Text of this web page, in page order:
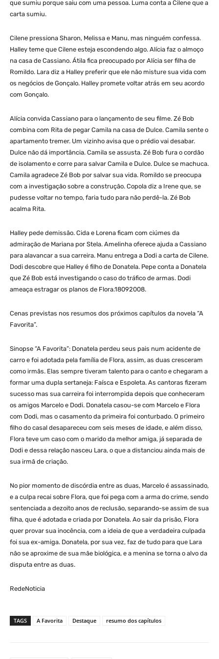
que sumiu porque saiu com uma pessoa. Luma conta a Cilene que a
carta sumiu.
Cilene pressiona Sharon, Melissa e Manu, mas ninguém confessa.
Halley teme que Cilene esteja escondendo algo. Alícia faz o almoço
na casa de Cassiano. Átila fica preocupado por Alícia ser filha de
Romildo. Lara diz a Halley preferir que ele não misture sua vida com
os negócios de Gonçalo. Halley promete voltar atrás em seu acordo
com Gonçalo.
Alícia convida Cassiano para o lançamento de seu filme. Zé Bob
combina com Rita de pegar Camila na casa de Dulce. Camila sente o
apartamento tremer. Um vizinho avisa que o prédio vai desabar.
Dulce não dá importância. Camila se assusta. Zé Bob fura o cordão
de isolamento e corre para salvar Camila e Dulce. Dulce se machuca.
Camila agradece Zé Bob por salvar sua vida. Romildo se preocupa
com a investigação sobre a construção. Copola diz a Irene que, se
pudesse voltar no tempo, faria tudo para não perdê-la. Zé Bob
acalma Rita.
Halley pede demissão. Cida e Lorena ficam com ciúmes da
admiração de Mariana por Stela. Amelinha oferece ajuda a Cassiano
para alavancar a sua carreira. Manu entrega a Dodi a carta de Cilene.
Dodi descobre que Halley é filho de Donatela. Pepe conta a Donatela
que Zé Bob está investigando o caso do tráfico de armas. Dodi
ameaça estragar os planos de Flora.18092008.
Cenas previstas nos resumos dos próximos capítulos da novela “A
Favorita”.
Sinopse “A Favorita”: Donatela perdeu seus pais num acidente de
carro e foi adotada pela família de Flora, assim, as duas cresceram
como irmãs. Elas sempre tiveram talento para o canto e chegaram a
formar uma dupla sertaneja: Faísca e Espoleta. As cantoras fizeram
sucesso mas sua carreira foi interrompida depois que conheceram
os amigos Marcelo e Dodi. Donatela casou-se com Marcelo e Flora
com Dodi, mas o casamento da primeira foi conturbado. O primeiro
filho do casal desapareceu com seis meses de idade, e além disso,
Flora teve um caso com o marido da melhor amiga, já separada de
Dodi e dessa relação nasceu Lara, o que a distanciou ainda mais de
sua irmã de criação.
No pior momento de discórdia entre as duas, Marcelo é assassinado,
e a culpa recai sobre Flora, que foi pega com a arma do crime, sendo
sentenciada a dezoito anos de reclusão, separando-se assim de sua
filha, que é adotada e criada por Donatela. Ao sair da prisão, Flora
quer provar sua inocência, com a ideia de que a verdadeira culpada
foi sua ex-amiga. Donatela, por sua vez, faz de tudo para que Lara
não se aproxime de sua mãe biológica, e a menina se torna o alvo da
disputa entre as duas.
RedeNoticia
TAGS A Favorita Destaque resumo dos capítulos